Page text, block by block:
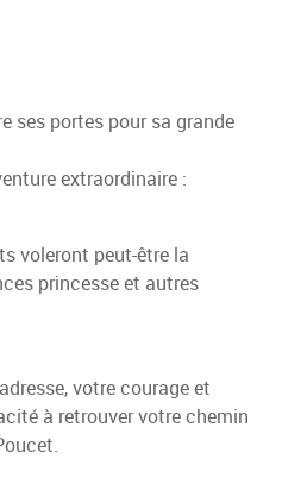
ses portes pour sa grande
extraordinaire :
voleront peut-être la
princesse et autres
votre courage et
à retrouver votre chemin